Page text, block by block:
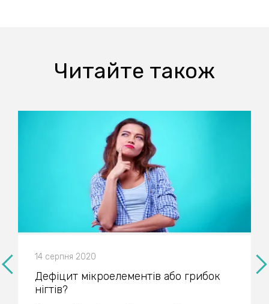
Читайте також
14 серпня 2020
Дефіцит мікроелементів або грибок
нігтів?